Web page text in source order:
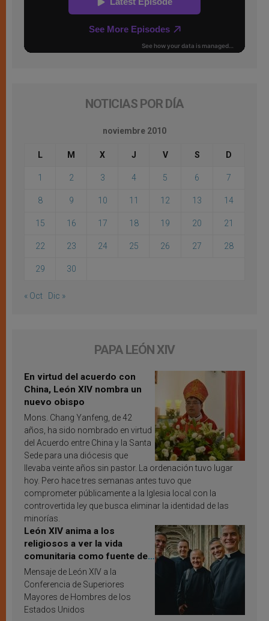
NOTICIAS POR DÍA
noviembre 2010
L M X J V S D
1 2 3 4 5 6 7
8 9 10 11 12 13 14
15 16 17 18 19 20 21
22 23 24 25 26 27 28
29 30
« Oct Dic »
PAPA LEÓN XIV
En virtud del acuerdo con
China, León XIV nombra un
nuevo obispo
Mons. Chang Yanfeng, de 42
años, ha sido nombrado en virtud
del Acuerdo entre China y la Santa
Sede para una diócesis que
llevaba veinte años sin pastor. La ordenación tuvo lugar
hoy. Pero hace tres semanas antes tuvo que
comprometer públicamente a la Iglesia local con la
controvertida ley que busca eliminar la identidad de las
minorías.
León XIV anima a los
religiosos a ver la vida
comunitaria como fuente de
inspiración y santificación
Mensaje de León XIV a la
Conferencia de Superiores
Mayores de Hombres de los
Estados Unidos